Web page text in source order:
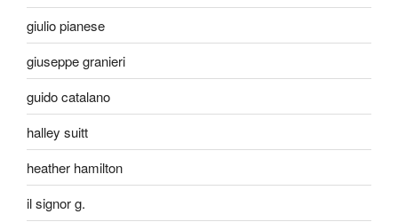
giulio pianese
giuseppe granieri
guido catalano
halley suitt
heather hamilton
il signor g.